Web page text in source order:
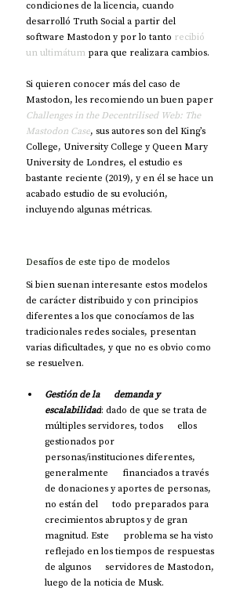
condiciones de la licencia, cuando
desarrolló Truth Social a partir del
software Mastodon y por lo tanto recibió
un ultimátum para que realizara cambios.
Si quieren conocer más del caso de
Mastodon, les recomiendo un buen paper
Challenges in the Decentrilised Web: The
Mastodon Case, sus autores son del King’s
College, University College y Queen Mary
University de Londres, el estudio es
bastante reciente (2019), y en él se hace un
acabado estudio de su evolución,
incluyendo algunas métricas.
Desafíos de este tipo de modelos
Si bien suenan interesante estos modelos
de carácter distribuido y con principios
diferentes a los que conocíamos de las
tradicionales redes sociales, presentan
varias dificultades, y que no es obvio como
se resuelven.
Gestión de la      demanda y
escalabilidad: dado de que se trata de
múltiples servidores, todos      ellos
gestionados por
personas/instituciones diferentes,
generalmente      financiados a través
de donaciones y aportes de personas,
no están del      todo preparados para
crecimientos abruptos y de gran
magnitud. Este      problema se ha visto
reflejado en los tiempos de respuestas
de algunos      servidores de Mastodon,
luego de la noticia de Musk.